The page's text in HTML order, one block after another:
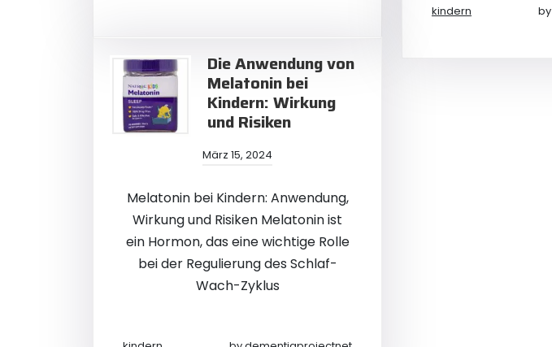
kindern by
Die Anwendung von
Melatonin bei
Kindern: Wirkung
und Risiken
März 15, 2024
Melatonin bei Kindern: Anwendung,
Wirkung und Risiken Melatonin ist
ein Hormon, das eine wichtige Rolle
bei der Regulierung des Schlaf-
Wach-Zyklus